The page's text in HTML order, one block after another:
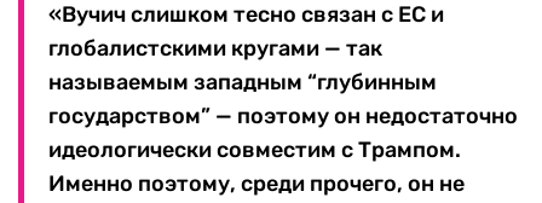
«Вучич слишком тесно связан с ЕС и
глобалистскими кругами — так
называемым западным “глубинным
государством” — поэтому он недостаточно
идеологически совместим с Трампом.
Именно поэтому, среди прочего, он не